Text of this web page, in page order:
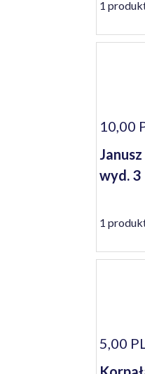
1
10,00
wyd. 3
1
5,00